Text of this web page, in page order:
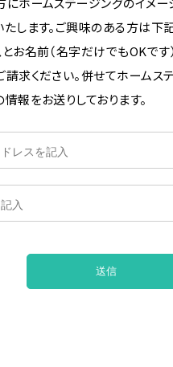
たします。ご興味のある方は下
とお名前（名字だけでもOKで
請求ください。併せてホームス
報をお送りしております。